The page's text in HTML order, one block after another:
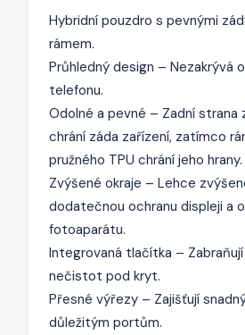
Hybridní pouzdro s pevnými
rámem.
Průhledný design – Nezakrývá
telefonu.
Odolné a pevné – Zadní strana
chrání záda zařízení, zatímco
pružného TPU chrání jeho hrany.
Zvýšené okraje – Lehce
dodatečnou ochranu displeji a
fotoaparátu.
Integrovaná tlačítka – Zabraňují
nečistot pod kryt.
Přesné výřezy – Zajišťují
důležitým portům.